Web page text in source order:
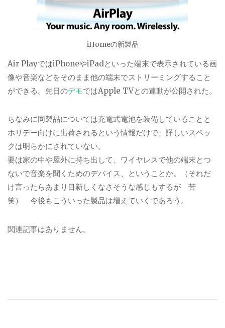
iHomeの新製品
Air PlayではiPhoneやiPadといった端末で表示されている画
像や音楽などをそのまま他の端末でストリーミングすること
ができる。先日のデモではApple TVとの連動が公開された。
ちなみに同製品については充電式電池を装備していることと
ホリデー向けに出荷されるという情報だけで、詳しいスペッ
クは明らかにされていない。
要は家の中や屋外に持ち出して、ワイヤレスで他の端末とつ
ないで音楽を聞くためのデバイス、ということか。（それだ
け言ったらあまり目新しくなさそうな感じもするが 苦
笑） 今後もこういった製品は増えていくであろう。
関連記事はありません。